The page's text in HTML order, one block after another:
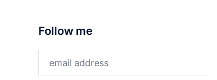
Follow me